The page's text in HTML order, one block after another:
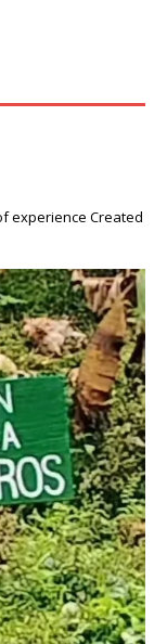
experience Created